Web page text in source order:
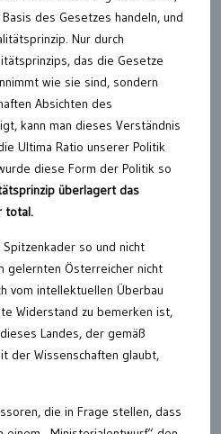
des Gesetzes handeln, und
Nur durch
das die Gesetze
wie sie sind, sondern
Absichten des
kann man dieses Verständnis
Ultima Ratio unserer Politik
diese Form der Politik so
überlagert das
total.
so und nicht
gelernten Österreicher nicht
vom intellektuellen Überbau
Widerstand zu bemerken ist,
Landes, der gemäß
der Wissenschaften glaubt,
die in Frage stellen, dass